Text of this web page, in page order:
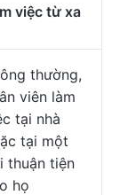
việc từ xa
thường,
viên làm
tại nhà
tại một
thuận tiện
họ